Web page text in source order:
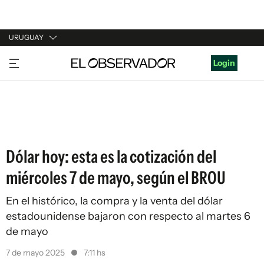
URUGUAY
URUGUAY
ARGENTINA
Login
Dólar hoy: esta es la cotización del
miércoles 7 de mayo, según el BROU
En el histórico, la compra y la venta del dólar
estadounidense bajaron con respecto al martes 6
de mayo
7 de mayo 2025 7:11 hs